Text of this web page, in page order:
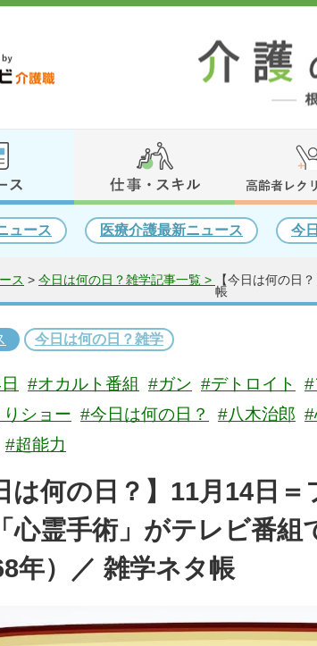
ュース 医療介護最新ニュース 今
ス > 今日は何の日？雑学記事一覧 >
【今日は何の日
帳
今日は何の日？雑学
#オカルト番組 #ガン #デトロイト #
ショー #今日は何の日？ #八木治郎
#超能力
は何の日？】11月14日
心霊手術」がテレビ番組
年）／ 雑学ネタ帳